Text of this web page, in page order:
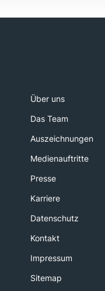
Über uns
Das Team
Auszeichnungen
Medienauftritte
Presse
Karriere
Datenschutz
Kontakt
Impressum
Sitemap